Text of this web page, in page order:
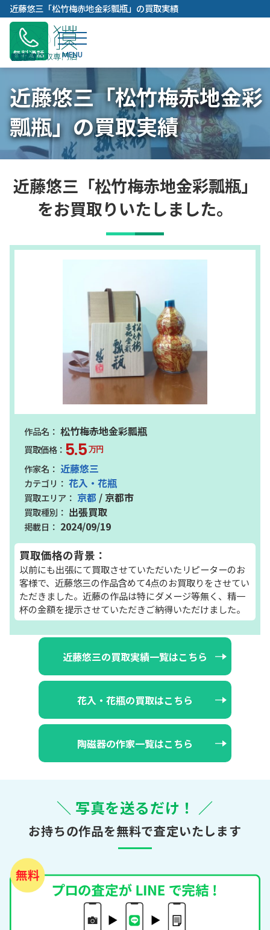
内
容
キ
ッ
プ
近藤悠三「松竹梅赤地金彩瓢瓶」の買取実績
無料通話
近藤悠三「松竹梅赤地金彩
瓢瓶」の買取実績
近藤悠三「松竹梅赤地金彩瓢瓶」
をお買取りいたしました。
松竹梅赤地金彩瓢瓶
5.5万円
近藤悠三
花入・花瓶
京都 / 京都市
出張買取
2024/09/19
買取価格の背景：
以前にも出張にて買取させていただいたリピーターのお
客様で、近藤悠三の作品含めて4点のお買取りをさせてい
ただきました。近藤の作品は特にダメージ等無く、精一
杯の金額を提示させていただきご納得いただけました。
近藤悠三の買取実績一覧はこちら
花入・花瓶の買取はこちら
陶磁器の作家一覧はこちら
＼ 写真を送るだけ！ ／
お持ちの作品を無料で査定いたします